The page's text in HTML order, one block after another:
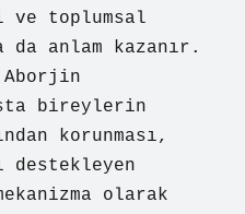
toplumsal
da anlam kazanır.
bireylerin
korunması,
olarak